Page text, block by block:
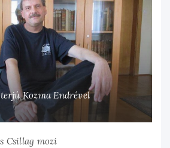
Kozma Endrével
Csillag mozi